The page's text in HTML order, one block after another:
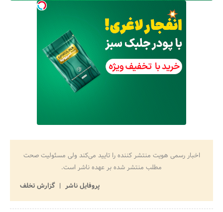
اخبار رسمی هویت منتشر کننده را تایید می‌کند ولی مسئولیت صحت
مطلب منتشر شده بر عهده ناشر است.
پروفایل ناشر
گزارش تخلف